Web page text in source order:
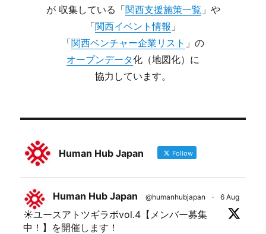
が 収集している「関西支援施策一覧 」や
「関西イベント情報 」
「関西ベンチャー企業リスト 」の
オープンデータ化（地図化）に
協力しています。
Human Hub Japan Follow
Human Hub Japan @humanhubjapan · 6 Aug
☀ユースアトツギラボvol.4【メンバー募集
中！】を開催します！